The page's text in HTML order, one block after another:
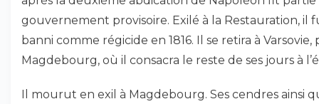
gouvernement provisoire. Exilé à la Restauration, il
banni comme régicide en 1816. Il se retira à Varsovie,
Magdebourg, où il consacra le reste de ses jours à
Il mourut en exil à Magdebourg. Ses cendres ainsi